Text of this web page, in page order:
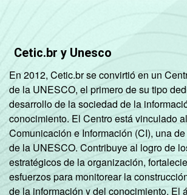
Cetic.br y Unesco
En 2012, Cetic.br se convirtió en un
de la UNESCO, el primero de su tipo
desarrollo de la sociedad de la
conocimiento. El Centro está vinculado
Comunicación e Información (CI), una
de la UNESCO. Contribuye al logro de
estratégicos de la organización,
esfuerzos para monitorear la
de la información y del conocimiento. El